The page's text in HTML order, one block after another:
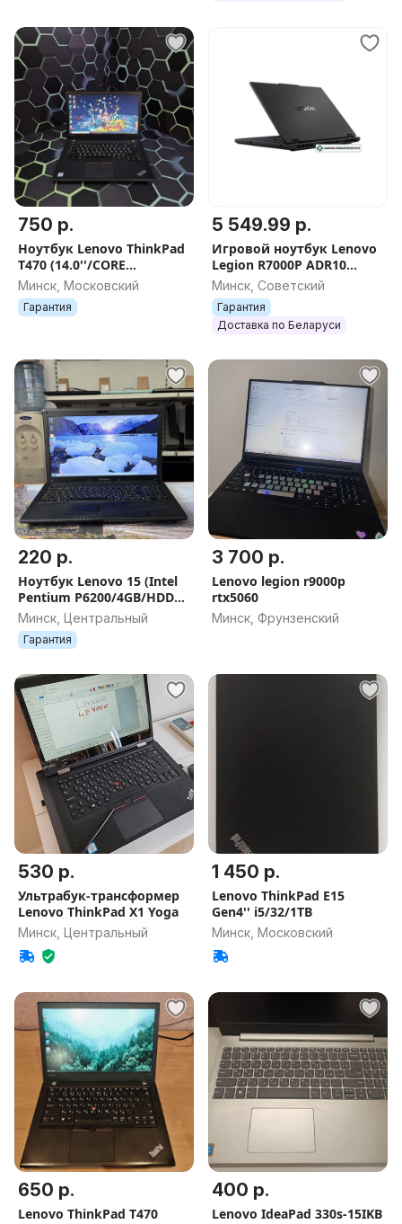
750 р.
Ноутбук Lenovo ThinkPad
T470 (14.0''/CORE
I5/8GB/256GB SSD/Intel HD
Graphics 520)
Минск, Московский
Гарантия
5 549.99 р.
Игровой ноутбук Lenovo
Legion R7000P ADR10
83LT0023CD
Минск, Советский
Гарантия
Доставка по Беларуси
220 р.
Ноутбук Lenovo 15 (Intel
Pentium P6200/4GB/HDD
320 Gb)
Минск, Центральный
Гарантия
3 700 р.
Lenovo legion r9000p
rtx5060
Минск, Фрунзенский
530 р.
Ультрабук-трансформер
Lenovo ThinkPad X1 Yoga
Минск, Центральный
1 450 р.
Lenovo ThinkPad E15
Gen4'' i5/32/1TB
Минск, Московский
650 р.
Lenovo ThinkPad T470
400 р.
Lenovo IdeaPad 330s-15IKB